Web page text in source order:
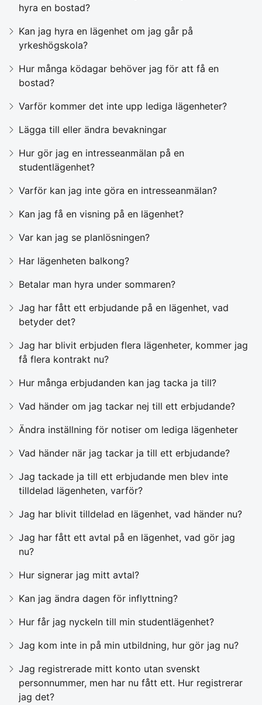
hyra en bostad?
Kan jag hyra en lägenhet om jag går på
yrkeshögskola?
Hur många ködagar behöver jag för att få en
bostad?
Varför kommer det inte upp lediga lägenheter?
Lägga till eller ändra bevakningar
Hur gör jag en intresseanmälan på en
studentlägenhet?
Varför kan jag inte göra en intresseanmälan?
Kan jag få en visning på en lägenhet?
Var kan jag se planlösningen?
Har lägenheten balkong?
Betalar man hyra under sommaren?
Jag har fått ett erbjudande på en lägenhet, vad
betyder det?
Jag har blivit erbjuden flera lägenheter, kommer jag
få flera kontrakt nu?
Hur många erbjudanden kan jag tacka ja till?
Vad händer om jag tackar nej till ett erbjudande?
Ändra inställning för notiser om lediga lägenheter
Vad händer när jag tackar ja till ett erbjudande?
Jag tackade ja till ett erbjudande men blev inte
tilldelad lägenheten, varför?
Jag har blivit tilldelad en lägenhet, vad händer nu?
Jag har fått ett avtal på en lägenhet, vad gör jag
nu?
Hur signerar jag mitt avtal?
Kan jag ändra dagen för inflyttning?
Hur får jag nyckeln till min studentlägenhet?
Jag kom inte in på min utbildning, hur gör jag nu?
Jag registrerade mitt konto utan svenskt
personnummer, men har nu fått ett. Hur registrerar
jag det?